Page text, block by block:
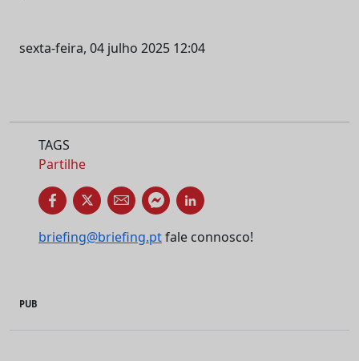
sexta-feira, 04 julho 2025 12:04
TAGS
Partilhe
briefing@briefing.ptfale connosco!
PUB